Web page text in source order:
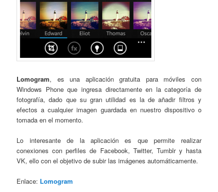
Lomogram, es una aplicación gratuita para móviles con
Windows Phone que ingresa directamente en la categoría de
fotografía, dado que su gran utilidad es la de añadir filtros y
efectos a cualquier imagen guardada en nuestro dispositivo o
tomada en el momento.
Lo interesante de la aplicación es que permite realizar
conexiones con perfiles de Facebook, Twitter, Tumblr y hasta
VK, ello con el objetivo de subir las imágenes automáticamente.
Enlace: Lomogram